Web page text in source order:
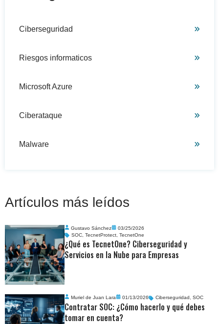
Ciberseguridad
Riesgos informaticos
Microsoft Azure
Ciberataque
Malware
Artículos más leídos
Gustavo Sánchez
03/25/2026
SOC,TecnetProtect,TecnetOne
¿Qué es TecnetOne? Ciberseguridad y
Servicios en la Nube para Empresas
Muriel de Juan Lara 01/13/2026 Ciberseguridad ,SOC
Contratar SOC: ¿Cómo hacerlo y qué debes
tomar en cuenta?